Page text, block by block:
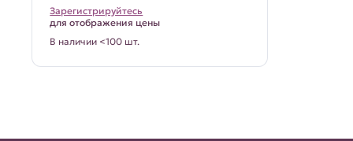
Зарегистрируйтесь
для отображения цены
В наличии <100 шт.